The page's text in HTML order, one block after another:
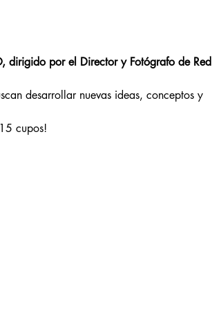
dirigido por el Director y Fotógrafo de Red
desarrollar nuevas ideas, conceptos y
cupos!